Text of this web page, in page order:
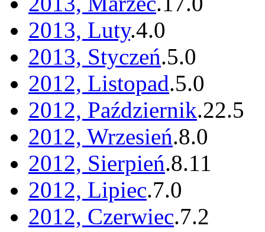
2013, Luty.4.0
2013, Styczeń.5.0
2012, Listopad.5.0
2012, Październik.22.5
2012, Wrzesień.8.0
2012, Sierpień.8.11
2012, Lipiec.7.0
2012, Czerwiec.7.2